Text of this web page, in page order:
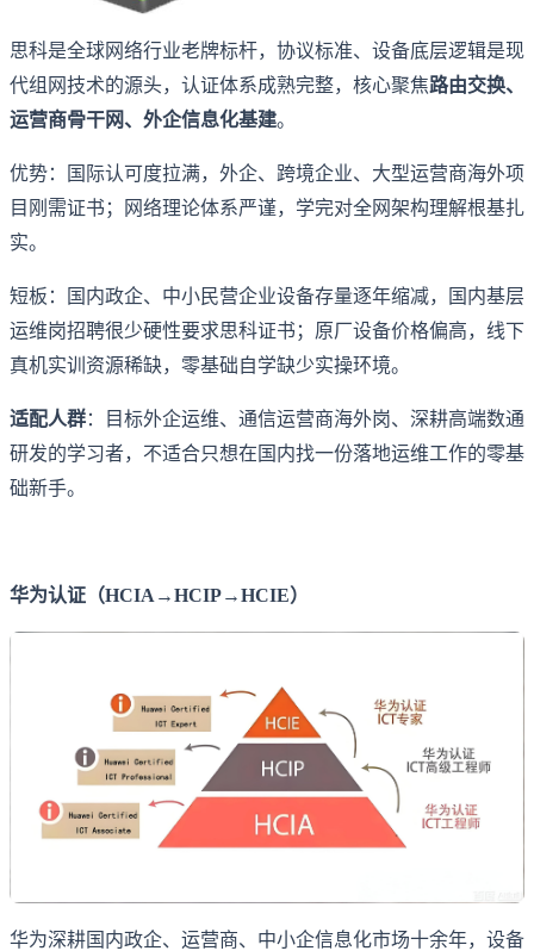
思科是全球网络行业老牌标杆，协议标准、设备底层逻辑是现
代组网技术的源头，认证体系成熟完整，核心聚焦路由交换、
运营商骨干网、外企信息化基建。
优势：国际认可度拉满，外企、跨境企业、大型运营商海外项
目刚需证书；网络理论体系严谨，学完对全网架构理解根基扎
实。
短板：国内政企、中小民营企业设备存量逐年缩减，国内基层
运维岗招聘很少硬性要求思科证书；原厂设备价格偏高，线下
真机实训资源稀缺，零基础自学缺少实操环境。
适配人群：目标外企运维、通信运营商海外岗、深耕高端数通
研发的学习者，不适合只想在国内找一份落地运维工作的零基
础新手。
华为认证（HCIA→HCIP→HCIE）
华为深耕国内政企、运营商、中小企信息化市场十余年，设备